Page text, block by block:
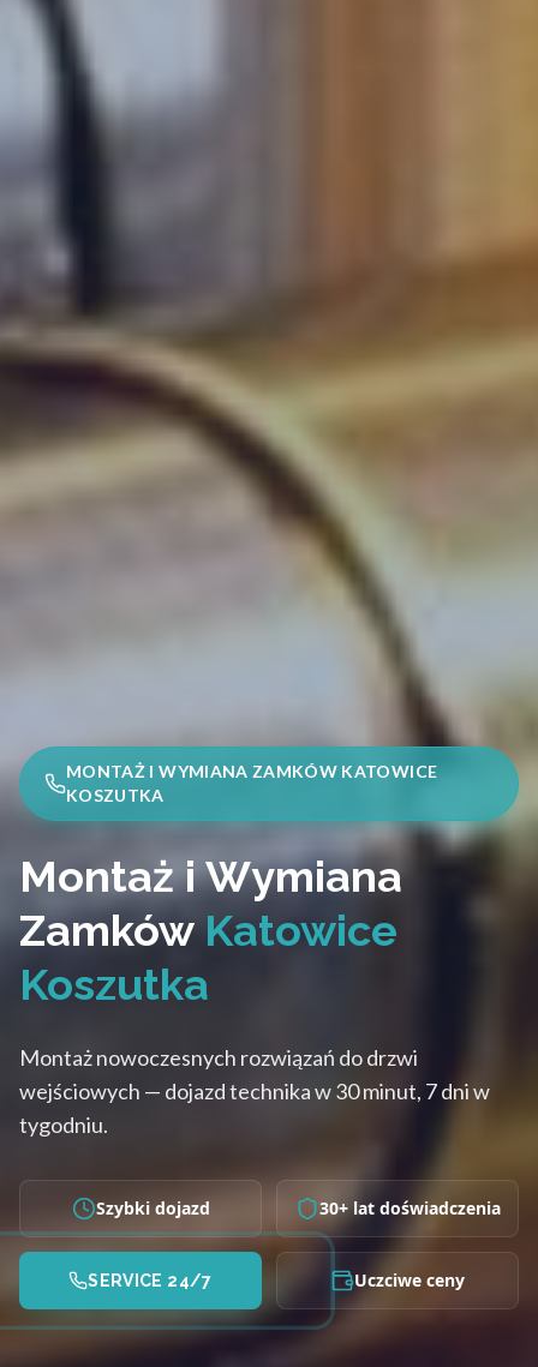
MONTAŻ I WYMIANA ZAMKÓW KATOWICE
KOSZUTKA
Montaż i Wymiana
ZamkówKatowice
Koszutka
Montaż nowoczesnych rozwiązań do drzwi
wejściowych — dojazd technika w 30 minut, 7 dni w
tygodniu.
Szybki dojazd 30+ lat doświadczenia
SERVICE 24/7 Uczciwe ceny